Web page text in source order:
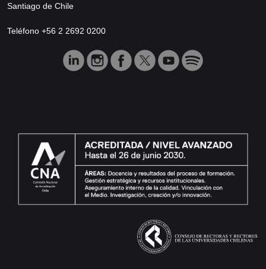
Santiago de Chile
Teléfono +56 2 2692 0200